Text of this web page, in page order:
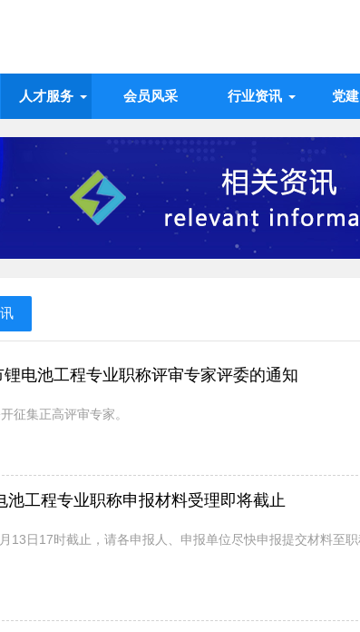
人才服务 会员风采 行业资讯 党建
锂电池工程专业职称评审专家评委的通知
征集正高评审专家。
池工程专业职称申报材料受理即将截止
13日17时截止，请各申报人、申报单位尽快申报提交材料至